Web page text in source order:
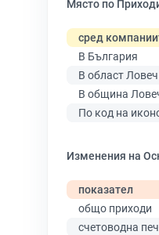
Място по
сред
В България
В област Ловеч
В община
По код на
Изменения на
показател
общо приходи
счетоводна